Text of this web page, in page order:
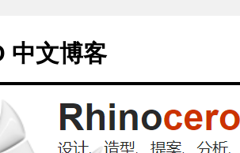
中文博客